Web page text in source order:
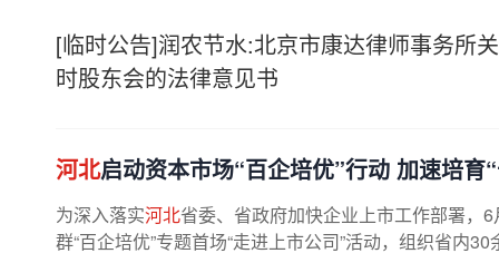
[临时公告]润农节水:北京市康达律师事务所
时股东会的法律意见书
河北启动资本市场“百企培优”行动 加速培育
为深入落实河北省委、省政府加快企业上市工作部署，
群“百企培优”专题首场“走进上市公司”活动，组织省内